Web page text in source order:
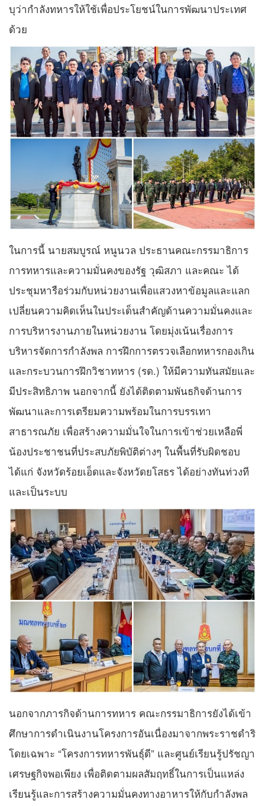
บุว่ากําลังทหารให้ใช้เพื่อประโยชน์ในการพัฒนาประเทศ
ด้วย
ในการนี้ นายสมบูรณ์ หนูนวล ประธานคณะกรรมาธิการ
การทหารและความมั่นคงของรัฐ วุฒิสภา และคณะ ได้
ประชุมหารือร่วมกับหน่วยงานเพื่อแสวงหาข้อมูลและแลก
เปลี่ยนความคิดเห็นในประเด็นสำคัญด้านความมั่นคงและ
การบริหารงานภายในหน่วยงาน โดยมุ่งเน้นเรื่องการ
บริหารจัดการกำลังพล การฝึกการตรวจเลือกทหารกองเกิน
และกระบวนการฝึกวิชาทหาร (รด.) ให้มีความทันสมัยและ
มีประสิทธิภาพ นอกจากนี้ ยังได้ติดตามพันธกิจด้านการ
พัฒนาและการเตรียมความพร้อมในการบรรเทา
สาธารณภัย เพื่อสร้างความมั่นใจในการเข้าช่วยเหลือพี่
น้องประชาชนที่ประสบภัยพิบัติต่างๆ ในพื้นที่รับผิดชอบ
ได้แก่ จังหวัดร้อยเอ็ดและจังหวัดยโสธร ได้อย่างทันท่วงที
และเป็นระบบ
นอกจากภารกิจด้านการทหาร คณะกรรมาธิการยังได้เข้า
ศึกษาการดำเนินงานโครงการอันเนื่องมาจากพระราชดำริ
โดยเฉพาะ “โครงการทหารพันธุ์ดี” และศูนย์เรียนรู้ปรัชญา
เศรษฐกิจพอเพียง เพื่อติดตามผลสัมฤทธิ์ในการเป็นแหล่ง
เรียนรู้และการสร้างความมั่นคงทางอาหารให้กับกำลังพล